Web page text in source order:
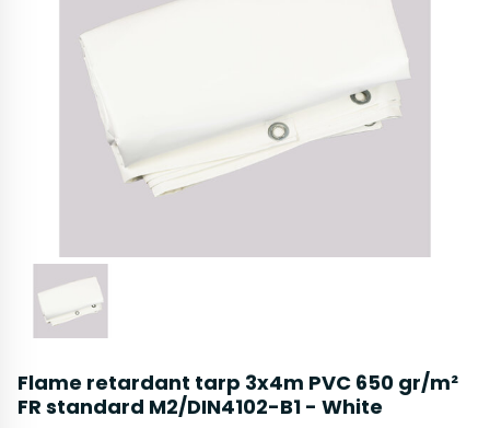
Flame retardant tarp 3x4m PVC 650 gr/m²
FR standard M2/DIN4102-B1 - White